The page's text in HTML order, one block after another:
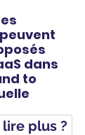
dans
to
plus ?